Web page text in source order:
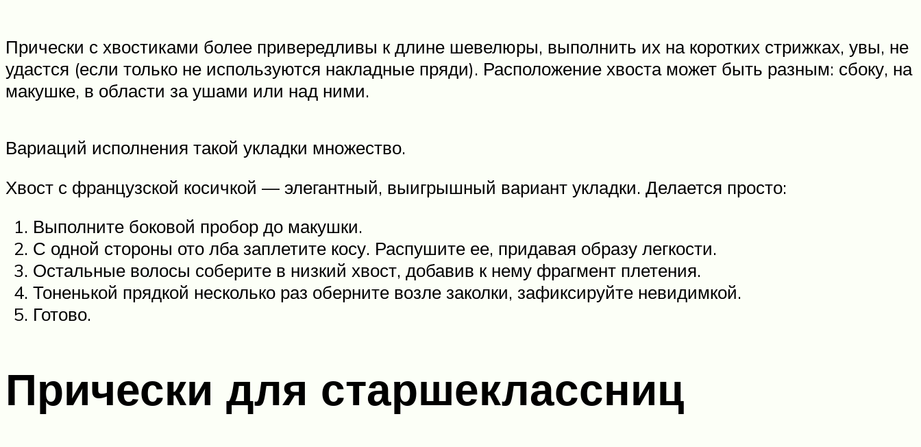
Прически с хвостиками более привередливы к длине шевелюры, выполнить их на коротких стрижках, увы, не
удастся (если только не используются накладные пряди). Расположение хвоста может быть разным: сбоку, на
макушке, в области за ушами или над ними.
Вариаций исполнения такой укладки множество.
Хвост с французской косичкой — элегантный, выигрышный вариант укладки. Делается просто:
Выполните боковой пробор до макушки.
С одной стороны ото лба заплетите косу. Распушите ее, придавая образу легкости.
Остальные волосы соберите в низкий хвост, добавив к нему фрагмент плетения.
Тоненькой прядкой несколько раз оберните возле заколки, зафиксируйте невидимкой.
Готово.
Прически для старшеклассниц